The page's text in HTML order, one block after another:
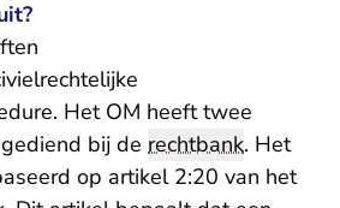
Het OM heeft twee
bij de rechtbank. Het
op artikel 2:20 van het